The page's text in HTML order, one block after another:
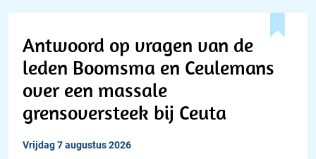
Antwoord op vragen van de
leden Boomsma en Ceulemans
over een massale
grensoversteek bij Ceuta
vrijdag 7 augustus 2026